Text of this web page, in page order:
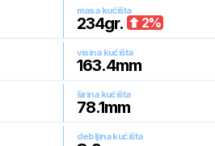
masa kućišta
234gr. 2%
visina kućišta
163.4mm
širina kućišta
78.1mm
debljina kućišta